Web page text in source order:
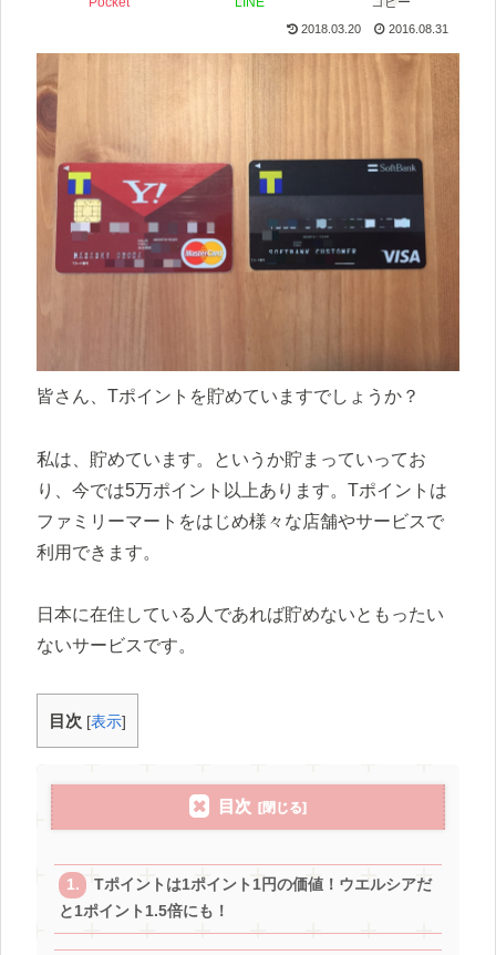
2018.03.20 2016.08.31
皆さん、Tポイントを貯めていますでしょうか？
私は、貯めています。というか貯まっていってお
り、今では5万ポイント以上あります。Tポイントは
ファミリーマートをはじめ様々な店舗やサービスで
利用できます。
日本に在住している人であれば貯めないともったい
ないサービスです。
目次 [表示]
目次
Tポイントは1ポイント1円の価値！ウエルシアだ
と1ポイント1.5倍にも！